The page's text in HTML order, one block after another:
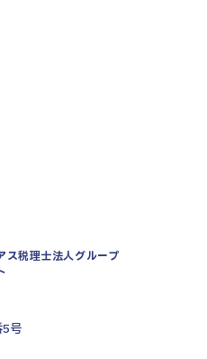
ス税理士法人グループ
5号